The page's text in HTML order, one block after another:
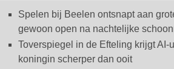
Spelen bij Beelen ontsnapt aan
gewoon open na nachtelijke
Toverspiegel in de Efteling krijgt AI-
koningin scherper dan ooit